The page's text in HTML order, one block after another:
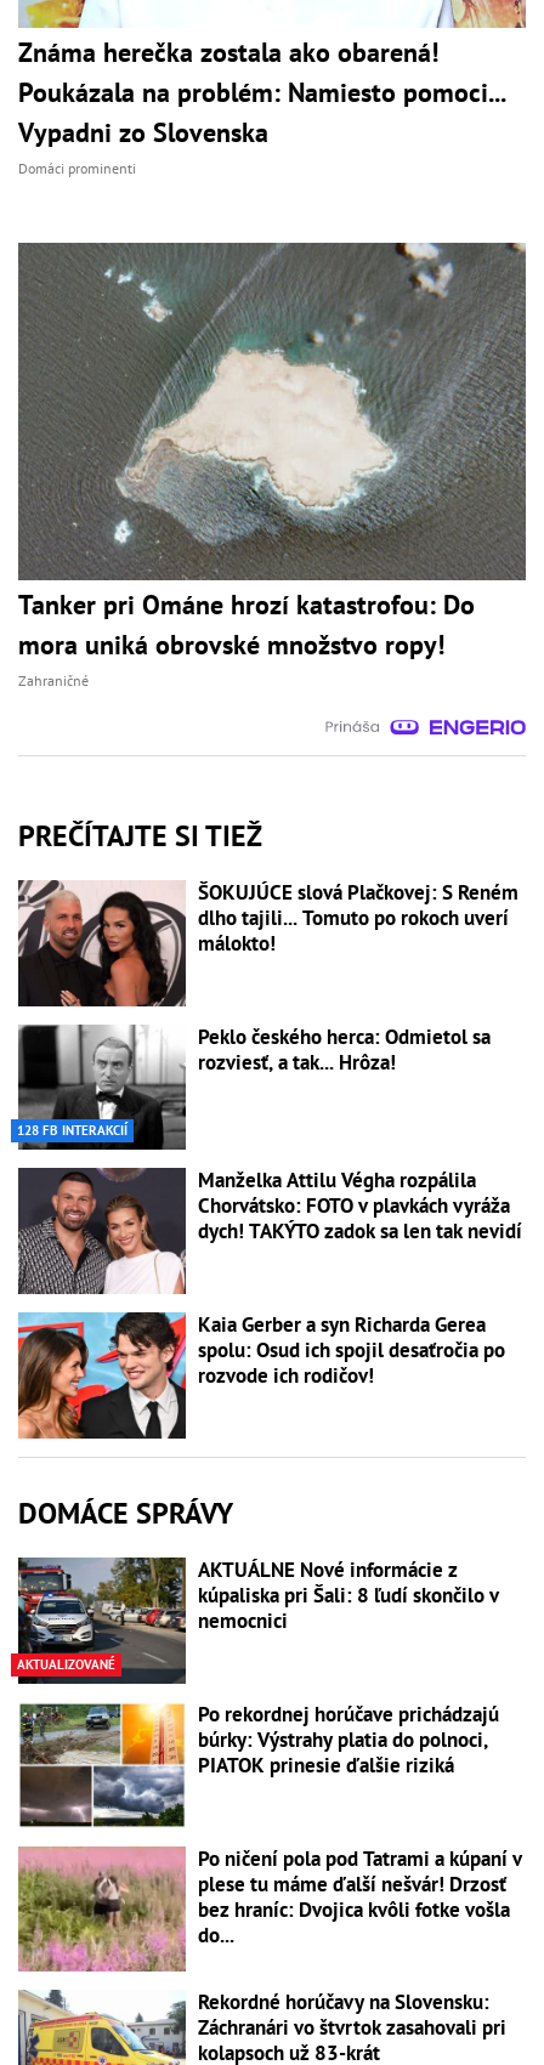
Známa herečka zostala ako obarená!
Poukázala na problém: Namiesto pomoci...
Vypadni zo Slovenska
Domáci prominenti
Tanker pri Ománe hrozí katastrofou: Do
mora uniká obrovské množstvo ropy!
Zahraničné
PREČÍTAJTE SI TIEŽ
ŠOKUJÚCE slová Plačkovej: S Reném
dlho tajili... Tomuto po rokoch uverí
málokto!
128 FB INTERAKCIÍ
Peklo českého herca: Odmietol sa
rozviesť, a tak... Hrôza!
Manželka Attilu Végha rozpálila
Chorvátsko: FOTO v plavkách vyráža
dych! TAKÝTO zadok sa len tak nevidí
Kaia Gerber a syn Richarda Gerea
spolu: Osud ich spojil desaťročia po
rozvode ich rodičov!
DOMÁCE SPRÁVY
AKTUALIZOVANÉ
AKTUÁLNE Nové informácie z
kúpaliska pri Šali: 8 ľudí skončilo v
nemocnici
Po rekordnej horúčave prichádzajú
búrky: Výstrahy platia do polnoci,
PIATOK prinesie ďalšie riziká
Po ničení pola pod Tatrami a kúpaní v
plese tu máme ďalší nešvár! Drzosť
bez hraníc: Dvojica kvôli fotke vošla
do...
Rekordné horúčavy na Slovensku:
Záchranári vo štvrtok zasahovali pri
kolapsoch už 83-krát